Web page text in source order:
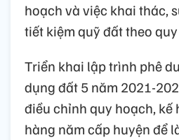
hoạch và việc khai thác,
tiết kiệm quỹ đất theo
Triển khai lập trình phê
dụng đất 5 năm 2021-
điều chỉnh quy hoạch, kế
hàng năm cấp huyện để